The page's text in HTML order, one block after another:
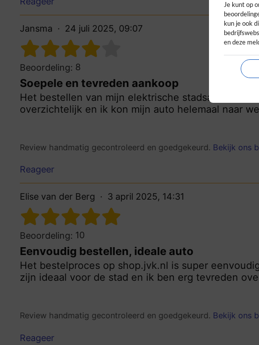
Jansma 24 juli 2025, 09:07
Beoordeling: 8
Soepele en tevreden aankoop
Het bestellen van mijn elektrische stadsauto
overzichtelijk en ik kon mijn auto helemaal naar
Review handmatig gecontroleerd en goedgekeurd. Bekijk ons
Reageer
Elise van der Berg 3 april 2025, 14:31
Beoordeling: 10
Eenvoudig bestellen, ideale auto
Het bestelproces op shop.jvk.nl is super
zijn ideaal voor de stad en ik ben erg tevreden
Review handmatig gecontroleerd en goedgekeurd. Bekijk ons
Reageer
Je kunt op
kun je ook
en deze